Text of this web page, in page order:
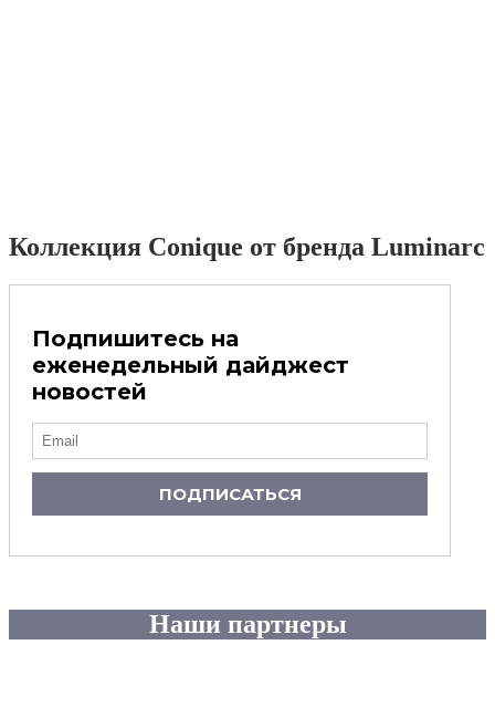
Коллекция Conique от бренда Luminarc
Подпишитесь на
еженедельный дайджест
новостей
ПОДПИСАТЬСЯ
Наши партнеры